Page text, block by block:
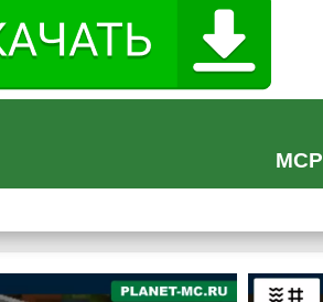
игры Майнкрафт ПЕ. Ведь как
и даже если они их найдут, то
биты и её улучшенной версии с
использовать незеритовый или